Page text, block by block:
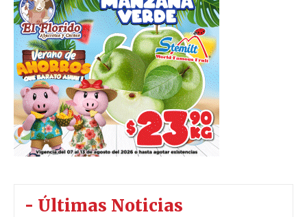
- Últimas Noticias